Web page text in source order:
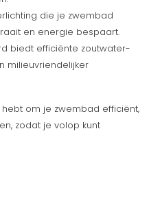
die je zwembad
en energie bespaart.
biedt efficiënte zoutwater-
milieuvriendelijker
om je zwembad efficiënt,
zodat je volop kunt